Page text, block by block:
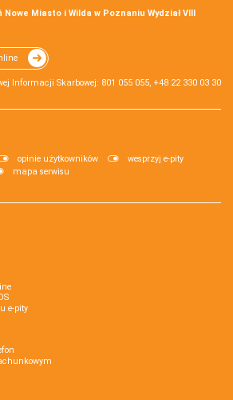
Nowe Miasto i Wilda w Poznaniu Wydział VIII
Informacji Skarbowej: 801 055 055, +48 22 330 03 30
opinie użytkowników
wesprzyj e-pity
mapa serwisu
e-pity